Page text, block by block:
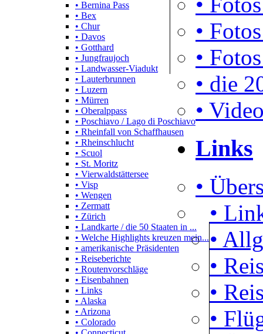
• Bernina Pass
• Bex
• Chur
• Davos
• Gotthard
• Jungfraujoch
• Landwasser-Viadukt
• Lauterbrunnen
• Luzern
• Mürren
• Oberalppass
• Poschiavo / Lago di Poschiavo
• Rheinfall von Schaffhausen
• Rheinschlucht
• Scuol
• St. Moritz
• Vierwaldstättersee
• Visp
• Wengen
• Zermatt
• Zürich
• Landkarte / die 50 Staaten in ...
• Welche Highlights kreuzen mein...
• amerikanische Präsidenten
• Reiseberichte
• Routenvorschläge
• Eisenbahnen
• Links
• Alaska
• Arizona
• Colorado
•
•
• die
•
Links
•
•
•
•
•
•